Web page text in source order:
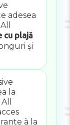
adesea
cu plajă
și
la
à la